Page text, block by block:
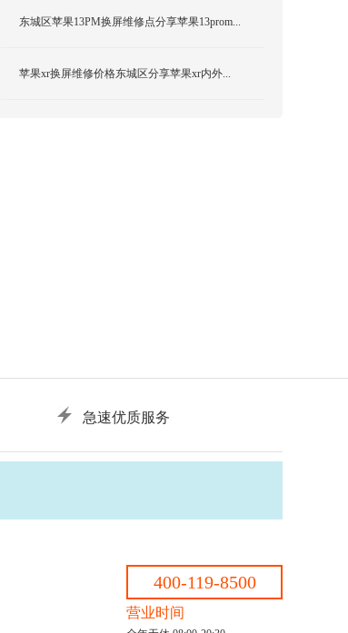
东城区苹果13PM换屏维修点分享苹果13prom...
苹果xr换屏维修价格东城区分享苹果xr内外...
急速优质服务
400-119-8500
营业时间